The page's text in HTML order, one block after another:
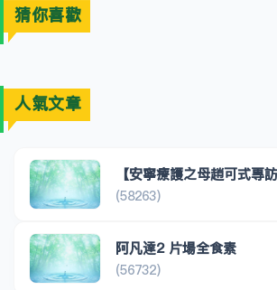
猜你喜歡
人氣文章
【安寧療護之母趙可式專訪
(58263)
阿凡達2 片場全食素
(56732)